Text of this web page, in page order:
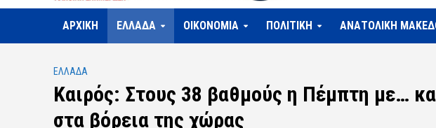
ΑΡΧΙΚΗ ΕΛΛΑΔΑ OIKONOMIA ΠΟΛΙΤΙΚΗ ΑΝΑΤΟΛΙΚΗ
ΕΛΛΑΔΑ
Καιρός: Στους 38 βαθμούς η Πέμπτη με…
στα βόρεια της χώρας